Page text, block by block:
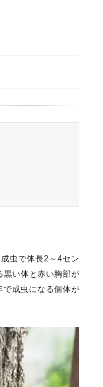
虫で体長2～4セン
黒い体と赤い胸部が
で成虫になる個体が